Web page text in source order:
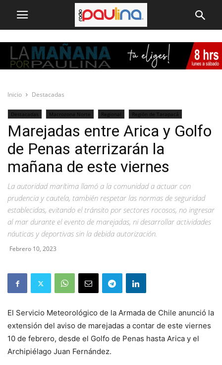
Inicio Destacadas
Destacadas Macrozona Norte Regional Región de Tarapacá
Marejadas entre Arica y Golfo
de Penas aterrizarán la
mañana de este viernes
La autoridad marítima llamó a la comunidad a actuar con
prudencia y cautela, también respetar las normas de seguridad
establecidas, evitando el tránsito por sectores rocosos, no ingresar
al mar durante el evento de marejadas, ni desarrollar actividades
náuticas y deportivas sin la debida autorización.
Febrero 10, 2023
El Servicio Meteorológico de la Armada de Chile anunció la
extensión del aviso de marejadas a contar de este viernes
10 de febrero, desde el Golfo de Penas hasta Arica y el
Archipiélago Juan Fernández.